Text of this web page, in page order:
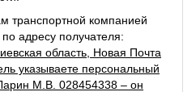
транспортной компанией
адресу получателя:
область, Новая Почта
указываете персональный
М.В. 028454338 – он